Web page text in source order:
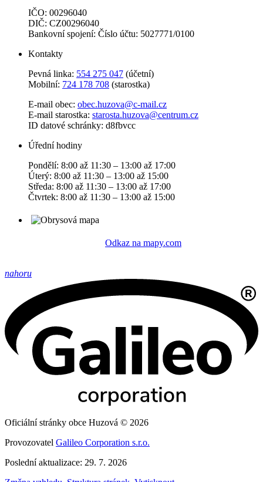
IČO: 00296040
DIČ: CZ00296040
Bankovní spojení: Číslo účtu: 5027771/0100
Kontakty
Pevná linka: 554 275 047 (účetní)
Mobilní: 724 178 708 (starostka)
E-mail obec: obec.huzova@c-mail.cz
E-mail starostka: starosta.huzova@centrum.cz
ID datové schránky: d8fbvcc
Úřední hodiny
Pondělí: 8:00 až 11:30 – 13:00 až 17:00
Úterý: 8:00 až 11:30 – 13:00 až 15:00
Středa: 8:00 až 11:30 – 13:00 až 17:00
Čtvrtek: 8:00 až 11:30 – 13:00 až 15:00
Odkaz na mapy.com
nahoru
Oficiální stránky obce Huzová © 2026
Provozovatel Galileo Corporation s.r.o.
Poslední aktualizace: 29. 7. 2026